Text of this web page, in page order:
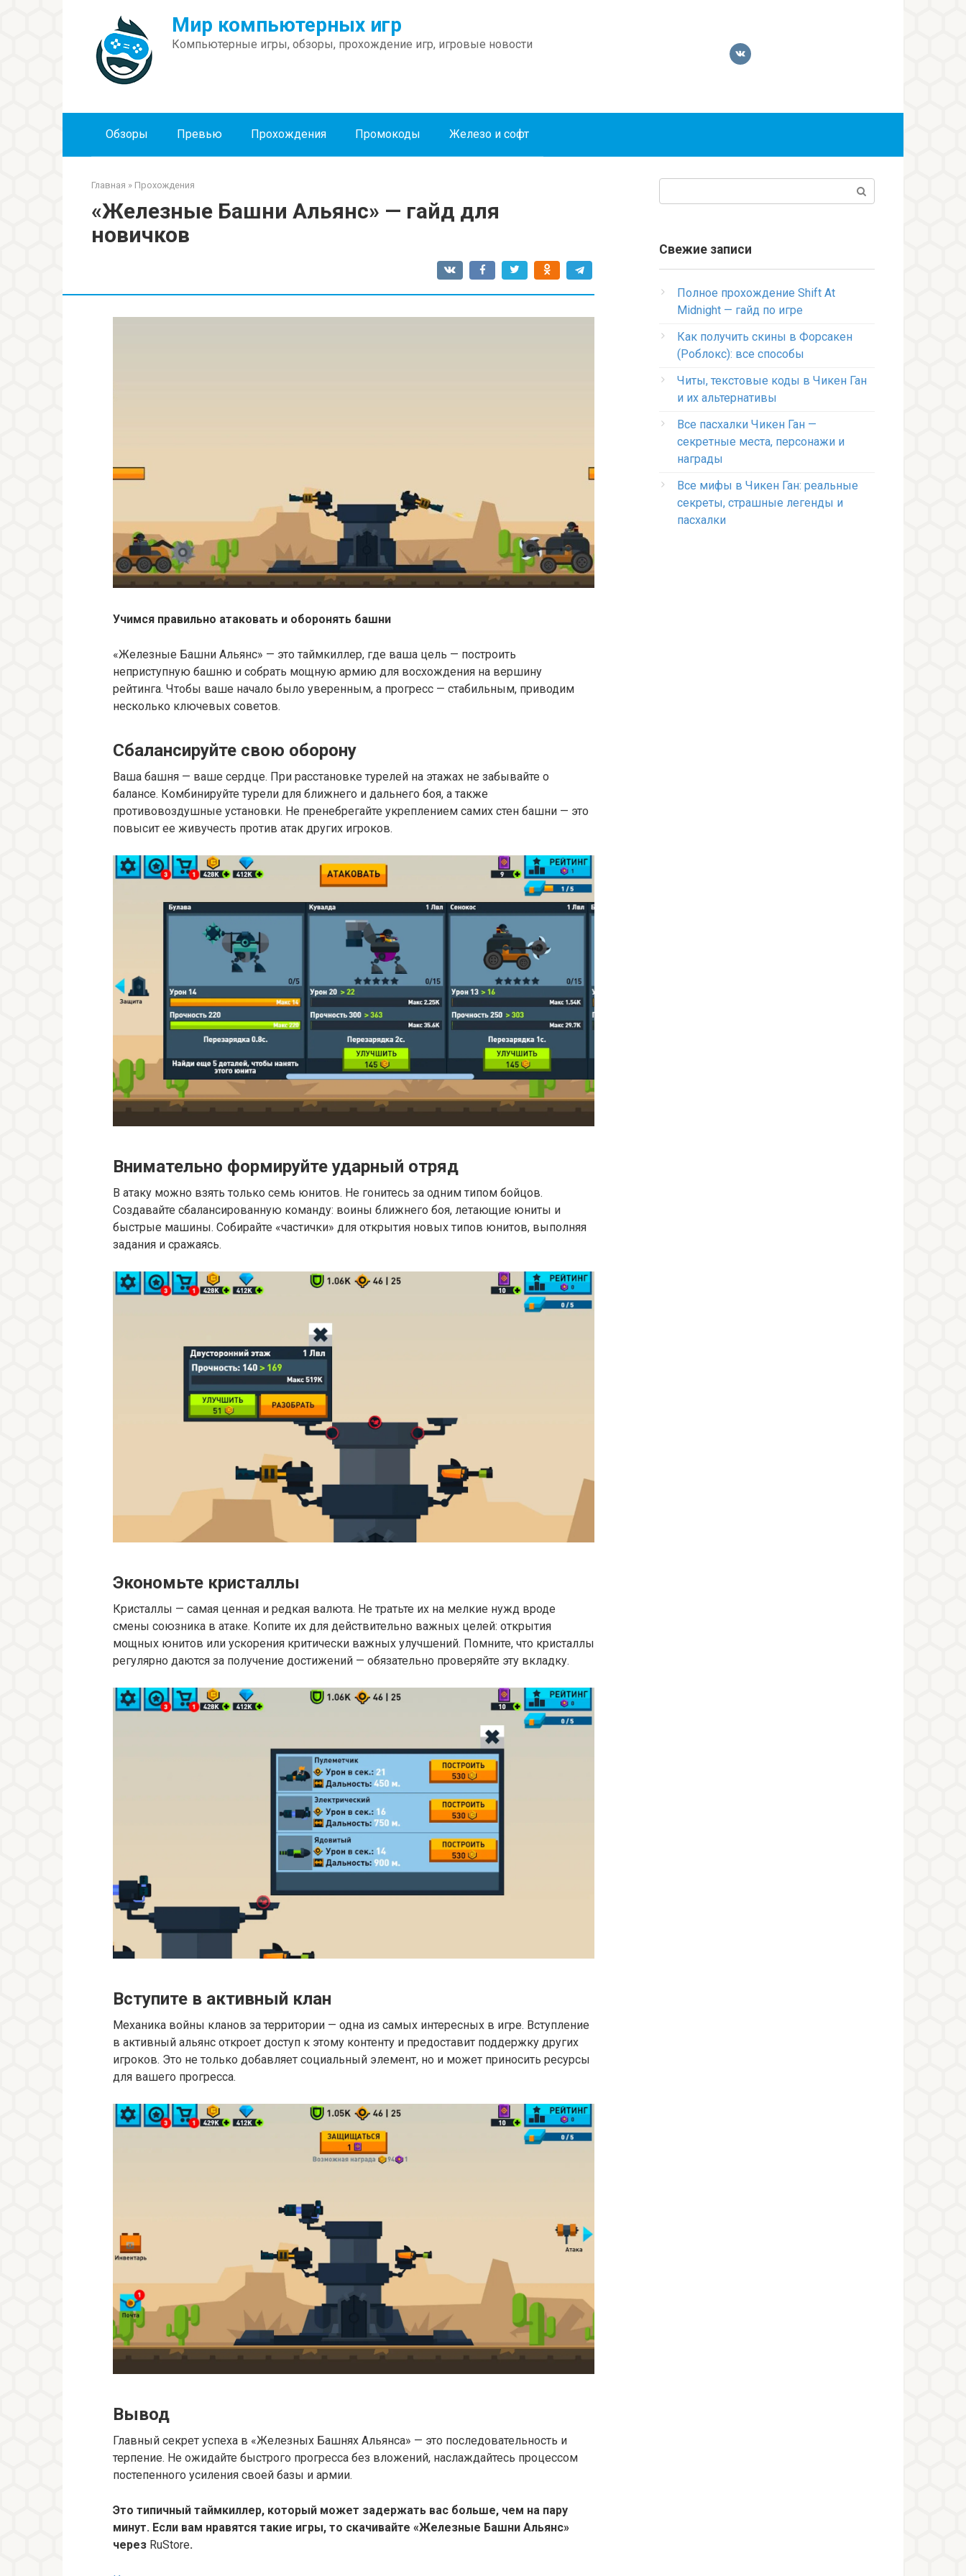
Мир компьютерных игр
Компьютерные игры, обзоры, прохождение игр, игровые новости
Обзоры Превью Прохождения Промокоды Железо и софт
Главная » Прохождения
«Железные Башни Альянс» — гайд для
новичков
Учимся правильно атаковать и оборонять башни
«Железные Башни Альянс» — это таймкиллер, где ваша цель — построить
неприступную башню и собрать мощную армию для восхождения на вершину
рейтинга. Чтобы ваше начало было уверенным, а прогресс — стабильным, приводим
несколько ключевых советов.
Сбалансируйте свою оборону
Ваша башня — ваше сердце. При расстановке турелей на этажах не забывайте о
балансе. Комбинируйте турели для ближнего и дальнего боя, а также
противовоздушные установки. Не пренебрегайте укреплением самих стен башни — это
повысит ее живучесть против атак других игроков.
Внимательно формируйте ударный отряд
В атаку можно взять только семь юнитов. Не гонитесь за одним типом бойцов.
Создавайте сбалансированную команду: воины ближнего боя, летающие юниты и
быстрые машины. Собирайте «частички» для открытия новых типов юнитов, выполняя
задания и сражаясь.
Экономьте кристаллы
Кристаллы — самая ценная и редкая валюта. Не тратьте их на мелкие нужд вроде
смены союзника в атаке. Копите их для действительно важных целей: открытия
мощных юнитов или ускорения критически важных улучшений. Помните, что кристаллы
регулярно даются за получение достижений — обязательно проверяйте эту вкладку.
Вступите в активный клан
Механика войны кланов за территории — одна из самых интересных в игре. Вступление
в активный альянс откроет доступ к этому контенту и предоставит поддержку других
игроков. Это не только добавляет социальный элемент, но и может приносить ресурсы
для вашего прогресса.
Вывод
Главный секрет успеха в «Железных Башнях Альянса» — это последовательность и
терпение. Не ожидайте быстрого прогресса без вложений, наслаждайтесь процессом
постепенного усиления своей базы и армии.
Это типичный таймкиллер, который может задержать вас больше, чем на пару
минут. Если вам нравятся такие игры, то скачивайте «Железные Башни Альянс»
через RuStore.
Свежие записи
Полное прохождение Shift At
Midnight — гайд по игре
Как получить скины в Форсакен
(Роблокс): все способы
Читы, текстовые коды в Чикен Ган
и их альтернативы
Все пасхалки Чикен Ган —
секретные места, персонажи и
награды
Все мифы в Чикен Ган: реальные
секреты, страшные легенды и
пасхалки